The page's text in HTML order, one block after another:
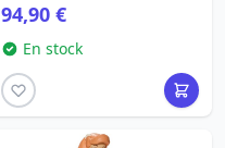
94,90 €
En stock